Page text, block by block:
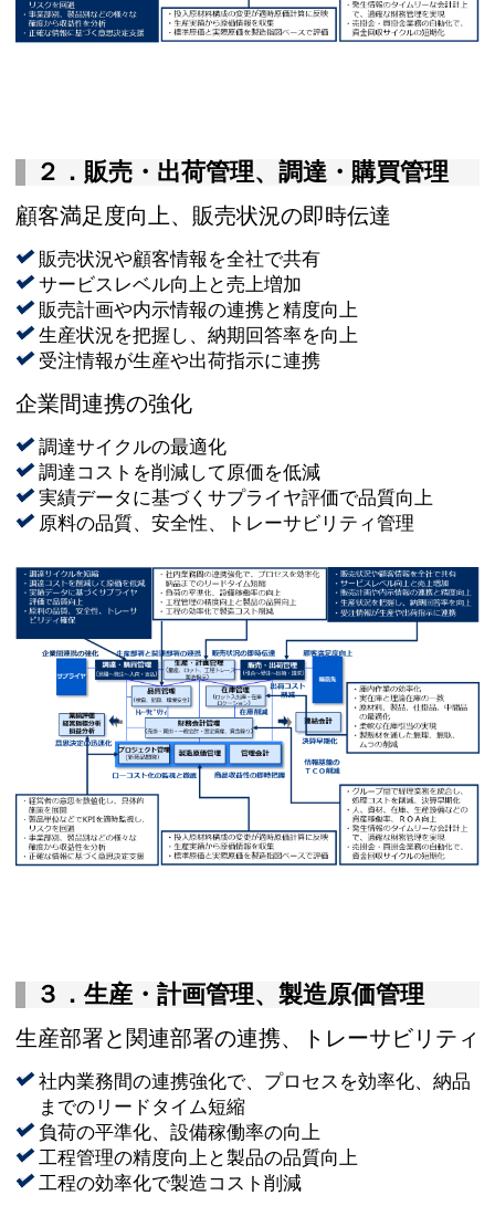
２．販売・出荷管理、調達・購買管理
顧客満足度向上、販売状況の即時伝達
販売状況や顧客情報を全社で共有
サービスレベル向上と売上増加
販売計画や内示情報の連携と精度向上
生産状況を把握し、納期回答率を向上
受注情報が生産や出荷指示に連携
企業間連携の強化
調達サイクルの最適化
調達コストを削減して原価を低減
実績データに基づくサプライヤ評価で品質向上
原料の品質、安全性、トレーサビリティ管理
３．生産・計画管理、製造原価管理
生産部署と関連部署の連携、トレーサビリティ
社内業務間の連携強化で、プロセスを効率化、納品
までのリードタイム短縮
負荷の平準化、設備稼働率の向上
工程管理の精度向上と製品の品質向上
工程の効率化で製造コスト削減